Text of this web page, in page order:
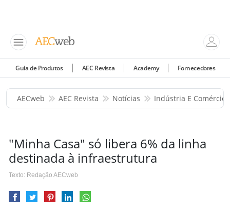
Guia de Produtos AEC Revista Academy Fornecedores
AECweb AEC Revista Notícias Indústria E Comércio
"Minha Casa" só libera 6% da linha
destinada à infraestrutura
Texto: Redação AECweb